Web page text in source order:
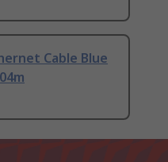
Cable Blue